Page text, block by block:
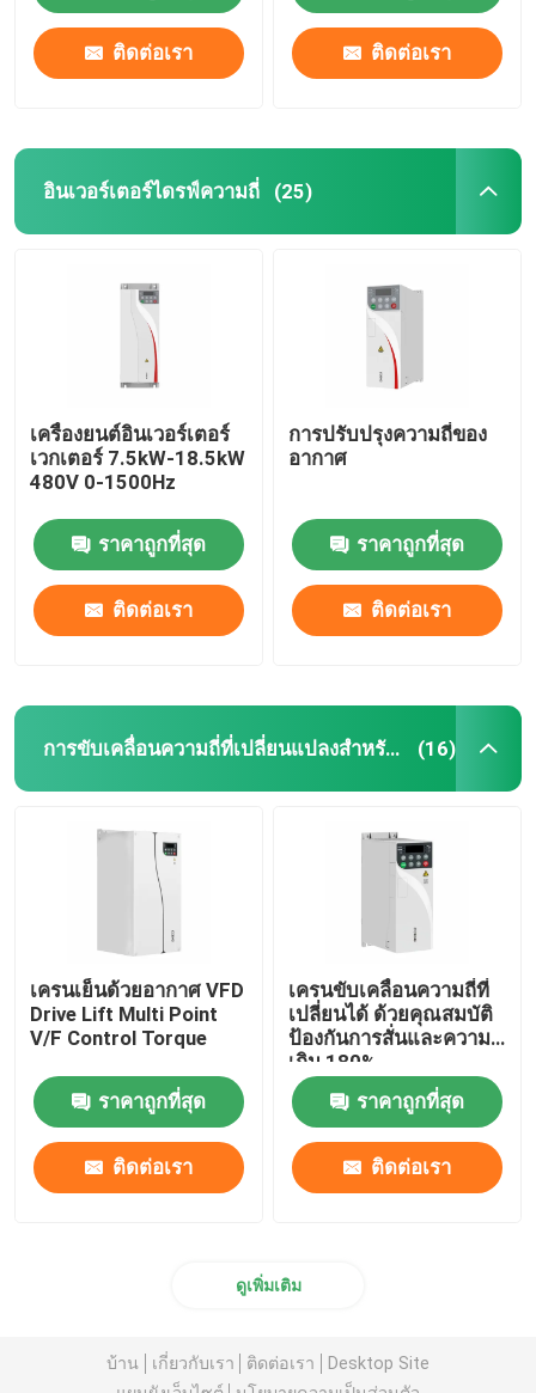
ติดต่อเรา ติดต่อเรา
อินเวอร์เตอร์ไดรฟ์ความถี่ (25)
เครื่องยนต์อินเวอร์เตอร์
เวกเตอร์ 7.5kW-18.5kW
480V 0-1500Hz
ราคาถูกที่สุด
ติดต่อเรา
การปรับปรุงความถี่ของ
อากาศ
ราคาถูกที่สุด
ติดต่อเรา
การขับเคลื่อนความถี่ที่เปลี่ยนแปลงสําหรับเครน (16)
เครนเย็นด้วยอากาศ VFD
Drive Lift Multi Point
V/F Control Torque
ราคาถูกที่สุด
ติดต่อเรา
เครนขับเคลื่อนความถี่ที่
เปลี่ยนได้ ด้วยคุณสมบัติ
ป้องกันการสั่นและความจุ
เกิน 180%
ราคาถูกที่สุด
ติดต่อเรา
ดูเพิ่มเติม
บ้าน เกี่ยวกับเรา ติดต่อเรา
Desktop Site